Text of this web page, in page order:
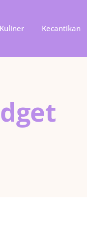
Kuliner Kecantikan